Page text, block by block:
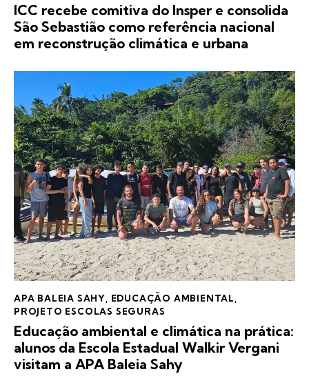
ICC recebe comitiva do Insper e consolida
São Sebastião como referência nacional
em reconstrução climática e urbana
APA BALEIA SAHY EDUCAÇÃO AMBIENTAL
PROJETO ESCOLAS SEGURAS
Educação ambiental e climática na prática:
alunos da Escola Estadual Walkir Vergani
visitam a APA Baleia Sahy